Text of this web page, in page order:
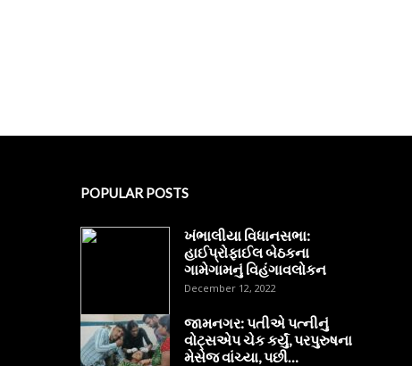
POPULAR POSTS
ખંભાલીયા વિધાનસભા:
હાઈપ્રોફાઈલ બેઠકના
ગામેગામનું વિહંગાવલોકન
December 12, 2022
જામનગર: પતીએ પત્નીનું
વોટ્સએપ ચેક કર્યું, પરપુરુષના
મેસેજ વાંચ્યા, પછી…